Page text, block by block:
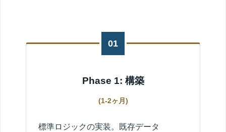
01
Phase 1: 構築
(1-2ヶ月)
標準ロジックの実装。既存データ